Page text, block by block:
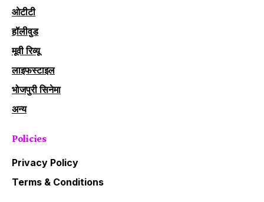
ओटीटी
हॉलीवुड
मूवी रिव्यू
लाइफस्टाइल
भोजपुरी सिनेमा
अन्य
Policies
Privacy Policy
Terms & Conditions